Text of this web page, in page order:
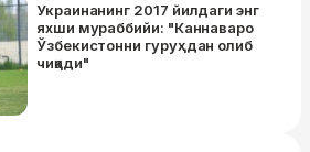
Украинанинг 2017 йилдаги энг
яхши мураббийи: "Каннаваро
Ўзбекистонни гуруҳдан олиб
чиқади"